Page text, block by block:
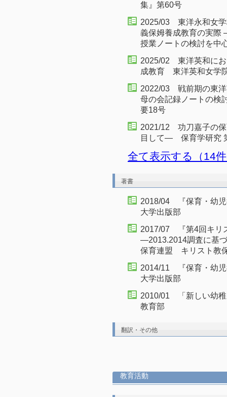
集』第60号
2025/03 東洋永和女学
義保姆養成教育の実際
授業ノートの検討を
2025/02 東洋英和にお
成教育 東洋英和女学
2022/03 戦前期の東洋
母の会記録ノートの検
要18号
2021/12 功刀嘉子の
目して― 保育学研究
全て表示する（14
著書
2018/04 『保育・幼
大学出版部
2017/07 『第4回キリ
―2013.2014調査に基
保育連盟 キリスト教
2014/11 『保育・幼
大学出版部
2010/01 「新しい幼
教育部
翻訳・その他
教育活動